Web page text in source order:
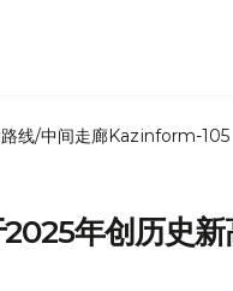
线/中间走廊Kazinform-105
年创历史新